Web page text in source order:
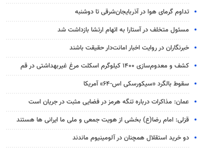
تداوم گرمای هوا در آذربایجان‌شرقی تا دوشنبه
مسئول متخلف در آستارا به اتهام ارتشا بازداشت شد
خبرنگاران در روایت اخبار امانت‌دار حقیقت باشند
کشف و معدوم‌سازی ۱۴۰۰ کیلوگرم اسکلت مرغ غیربهداشتی در قم
سقوط بالگرد «سیکورسکی اس-۶۴» آمریکا
عمان: مذاکرات درباره تنگه هرمز در فضایی مثبت در جریان است
قزلی: امام رضا(ع) بخشی از هویت جمعی و ملی ما ایرانی ها هستند
دو خرید استقلال همچنان در آلومینیوم ماندند